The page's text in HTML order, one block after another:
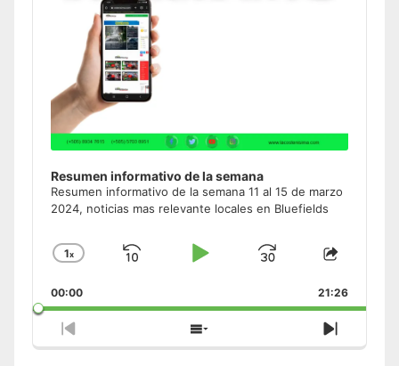
Resumen informativo de la semana
Resumen informativo de la semana 11 al 15 de marzo
2024, noticias mas relevante locales en Bluefields
Change
Rate
1x
Skip
Play
Jump
Forward
Share
Episode
00:00 21:26
Previous
Episode
Show
Episodes
Next
Episode